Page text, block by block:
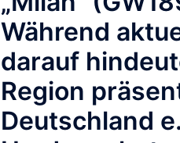
Während
darauf
Region
Deutschland